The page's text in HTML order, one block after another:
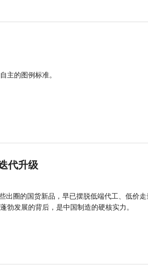
主的图例标准。
代升级
出圈的国货新品，早已摆脱低端代工、低价
勃发展的背后，是中国制造的硬核实力。